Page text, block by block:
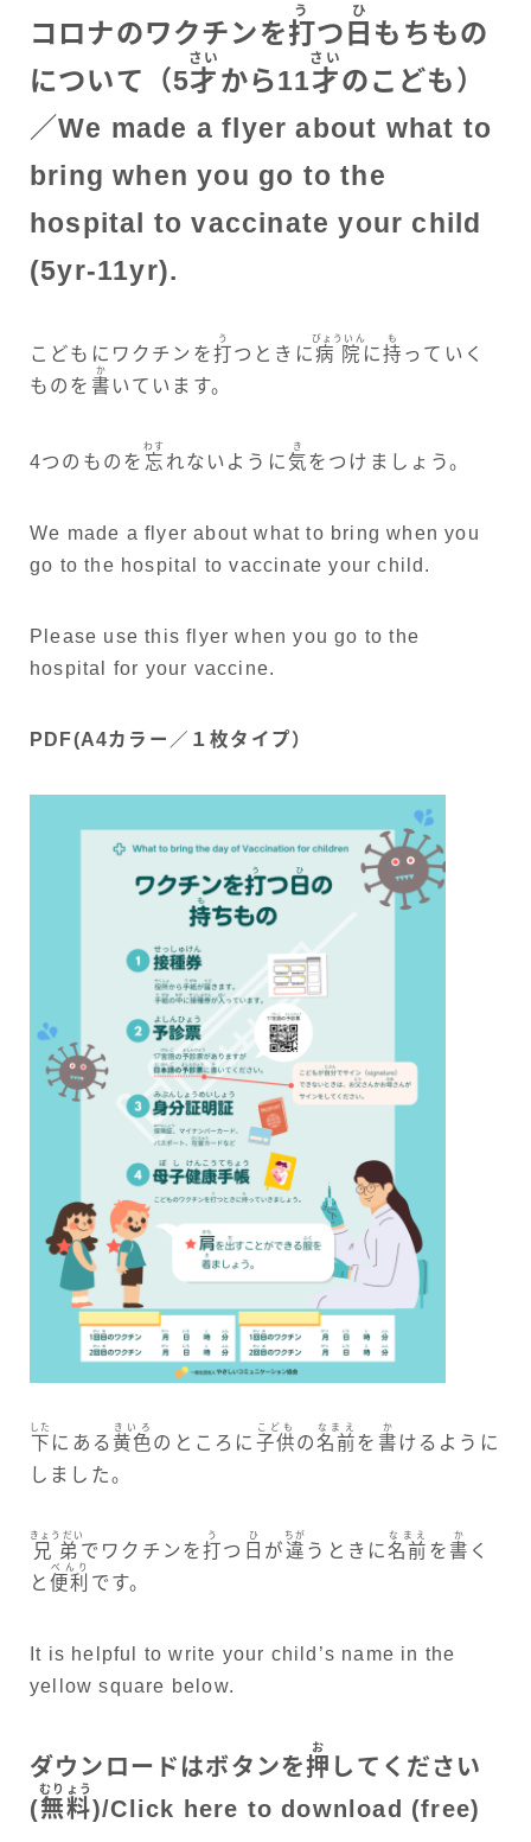
コロナのワクチンを打
う
つ 日
ひ
もちもの
について（5才
さい
から11才
さい
のこども）
／We made a flyer about what to
bring when you go to the
hospital to vaccinate your child
(5yr-11yr).
こどもにワクチンを打
う
つときに病院
びょういん
に持
も
っていく
ものを 書
か
いています。
4つのものを 忘
わす
れないように気
き
をつけましょう。
We made a flyer about what to bring when you
go to the hospital to vaccinate your child.
Please use this flyer when you go to the
hospital for your vaccine.
PDF(A4カラー／１枚タイプ）
下
した
にある黄色
きいろ
のところに 子供
こども
の名前
なまえ
を 書
か
けるように
しました。
兄弟
きょうだい
でワクチンを打
う
つ 日
ひ
が違
ちが
うときに名前
なまえ
を書
か
く
と便利
べんり
です。
It is helpful to write your child’s name in the
yellow square below.
ダウンロードはボタンを押
お
してください
(無料
むりょう
)/Click here to download (free)